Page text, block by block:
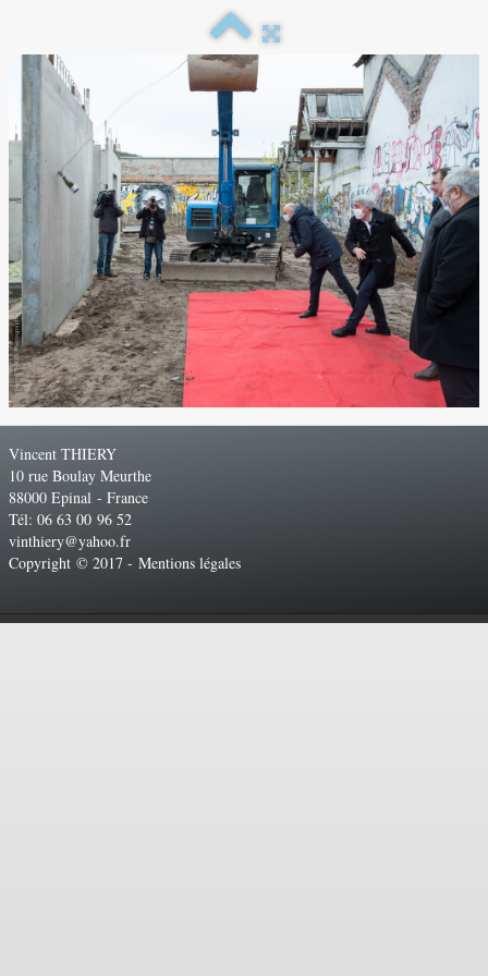
Vincent THIERY
10 rue Boulay Meurthe
88000 Epinal - France
Tél: 06 63 00 96 52
vinthiery@yahoo.fr
Copyright © 2017 - Mentions légales